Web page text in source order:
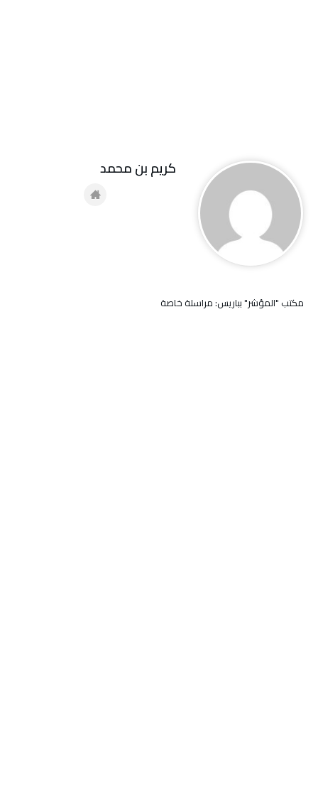
كريم بن محمد
مكتب "المؤشر" بباريس: مراسلة خاصة